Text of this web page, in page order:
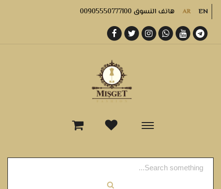
AR EN هاتف التسوق 00905550777100
-